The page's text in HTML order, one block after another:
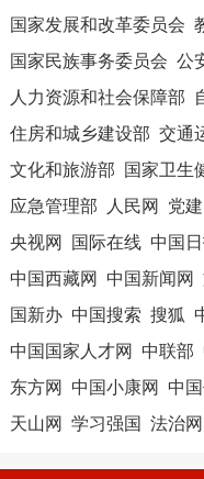
国家发展和改革委员会
国家民族事务委员会 公
人力资源和社会保障部
住房和城乡建设部 交通
文化和旅游部
国家卫生
应急管理部
人民网 党
央视网
国际在线 中国
中国西藏网
中国新闻网
国新办 中国搜索 搜狐
中国国家人才网
中联部
东方网
中国小康网 中
天山网
学习强国 法治网